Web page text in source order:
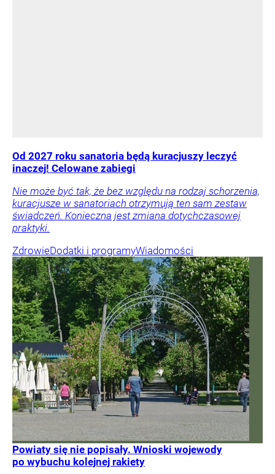
Od 2027 roku sanatoria będą kuracjuszy leczyć
inaczej! Celowane zabiegi
Nie może być tak, że bez względu na rodzaj schorzenia,
kuracjusze w sanatoriach otrzymują ten sam zestaw
świadczeń. Konieczna jest zmiana dotychczasowej
praktyki.
ZdrowieDodatki i programyWiadomości
Powiaty się nie popisały. Wnioski wojewody
po wybuchu kolejnej rakiety